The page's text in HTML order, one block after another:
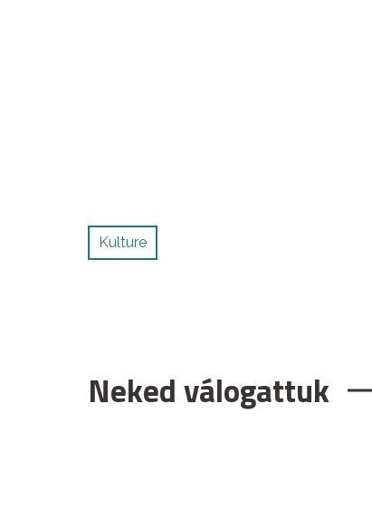
Kulture
Neked válogattuk